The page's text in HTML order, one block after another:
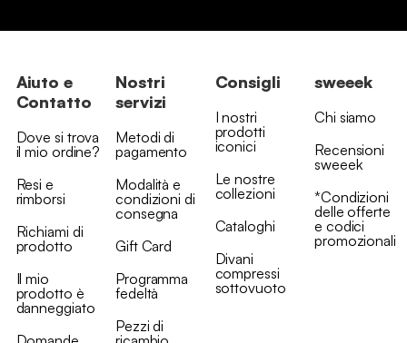
Aiuto e
Contatto
Dove si trova
il mio ordine?
Resi e
rimborsi
Richiami di
prodotto
Il mio
prodotto è
danneggiato
Nostri
servizi
Metodi di
pagamento
Modalità e
condizioni di
consegna
Gift Card
Programma
fedeltà
Pezzi di
Consigli
I nostri
prodotti
iconici
Le nostre
collezioni
Cataloghi
Divani
compressi
sottovuoto
sweeek
Chi siamo
Recensioni
sweeek
*Condizioni
delle offerte
e codici
promozionali